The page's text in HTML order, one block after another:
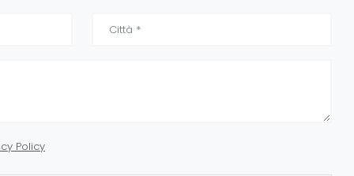
Policy